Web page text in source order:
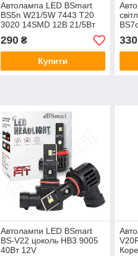
Автолампа LED BSmart
BS5n W21/5W 7443 T20
3020 14SMD 12В 21/5Вт
Canbus Біла
290₴
Купити
12В
330
Автолампи LED BSmart
BS-V22 цоколь HB3 9005
40Вт 12V